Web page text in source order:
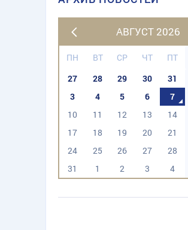
АВГУСТ 2026
ПН ВТ СР ЧТ ПТ
27
28 29 30 31
3
4 5 6 7
10
11 12 13 14
17
18 19 20 21
24
25 26 27 28
31
1 2 3 4